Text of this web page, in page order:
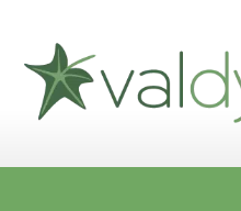
content